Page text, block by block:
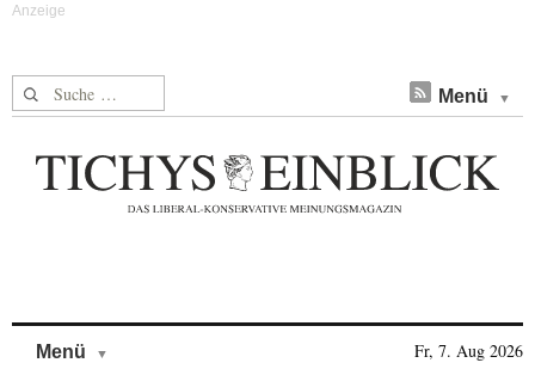
Suche nach: Menü
Menü Fr, 7. Aug 2026